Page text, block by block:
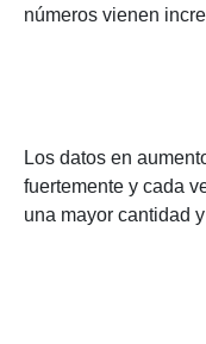
números vienen
Los datos en
fuertemente y cada
una mayor cantidad